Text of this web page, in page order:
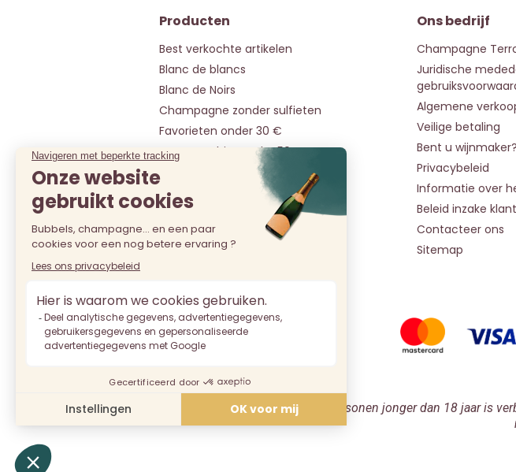
Producten
Best verkochte artikelen
Blanc de blancs
Blanc de Noirs
Champagne zonder sulfieten
Favorieten onder 30 €
Onze pareltjes onder 50 €
Selectie onder 20€
Alle Champagnes
Ons bedrijf
Champagne
Juridische
Algemene
Veilige betaling
Bent u
Privacybeleid
Informatie over
Beleid inzake
Contacteer ons
Sitemap
De verkoop van alcohol aan personen jonger dan 18 jaar is